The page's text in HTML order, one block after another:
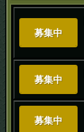
募集中
募集中
募集中